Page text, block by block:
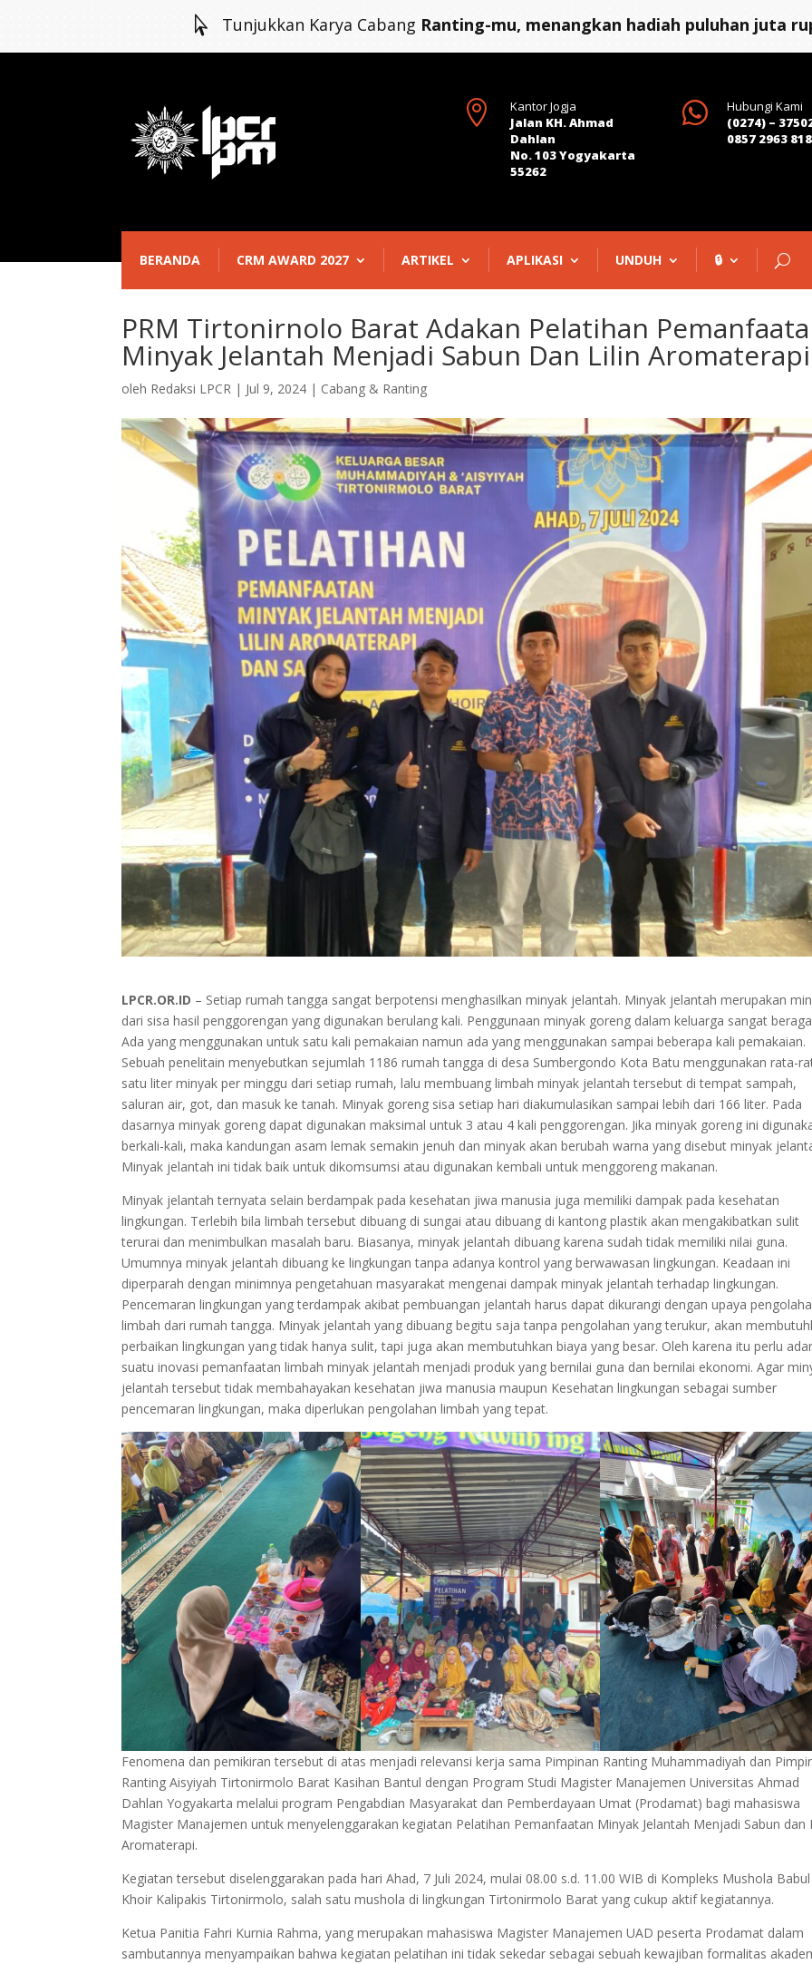
 Tunjukkan Karya Cabang Ranting-mu, menangkan hadiah puluhan juta

Kantor Jogja
Jalan KH. Ahmad
Dahlan
No. 103 Yogyakarta
55262

Hubungi Kami
(0274) –
0857 2963
BERANDA CRM AWARD 2027 ARTIKEL APLIKASI UNDUH 🔒
PRM Tirtonirnolo Barat Adakan Pelatihan
Minyak Jelantah Menjadi Sabun Dan Lilin Aromaterapi
oleh Redaksi LPCR | Jul 9, 2024 | Cabang & Ranting
LPCR.OR.ID – Setiap rumah tangga sangat berpotensi menghasilkan minyak jelantah. Minyak jelantah merupakan
dari sisa hasil penggorengan yang digunakan berulang kali. Penggunaan minyak goreng dalam keluarga sangat
Ada yang menggunakan untuk satu kali pemakaian namun ada yang menggunakan sampai beberapa kali pemakaian.
Sebuah penelitain menyebutkan sejumlah 1186 rumah tangga di desa Sumbergondo Kota Batu menggunakan rata-
satu liter minyak per minggu dari setiap rumah, lalu membuang limbah minyak jelantah tersebut di tempat sampah,
saluran air, got, dan masuk ke tanah. Minyak goreng sisa setiap hari diakumulasikan sampai lebih dari 166 liter. Pada
dasarnya minyak goreng dapat digunakan maksimal untuk 3 atau 4 kali penggorengan. Jika minyak goreng ini
berkali-kali, maka kandungan asam lemak semakin jenuh dan minyak akan berubah warna yang disebut minyak
Minyak jelantah ini tidak baik untuk dikomsumsi atau digunakan kembali untuk menggoreng makanan.
Minyak jelantah ternyata selain berdampak pada kesehatan jiwa manusia juga memiliki dampak pada kesehatan
lingkungan. Terlebih bila limbah tersebut dibuang di sungai atau dibuang di kantong plastik akan mengakibatkan sulit
terurai dan menimbulkan masalah baru. Biasanya, minyak jelantah dibuang karena sudah tidak memiliki nilai guna.
Umumnya minyak jelantah dibuang ke lingkungan tanpa adanya kontrol yang berwawasan lingkungan. Keadaan ini
diperparah dengan minimnya pengetahuan masyarakat mengenai dampak minyak jelantah terhadap lingkungan.
Pencemaran lingkungan yang terdampak akibat pembuangan jelantah harus dapat dikurangi dengan upaya
limbah dari rumah tangga. Minyak jelantah yang dibuang begitu saja tanpa pengolahan yang terukur, akan
perbaikan lingkungan yang tidak hanya sulit, tapi juga akan membutuhkan biaya yang besar. Oleh karena itu perlu
suatu inovasi pemanfaatan limbah minyak jelantah menjadi produk yang bernilai guna dan bernilai ekonomi. Agar
jelantah tersebut tidak membahayakan kesehatan jiwa manusia maupun Kesehatan lingkungan sebagai sumber
pencemaran lingkungan, maka diperlukan pengolahan limbah yang tepat.
Fenomena dan pemikiran tersebut di atas menjadi relevansi kerja sama Pimpinan Ranting Muhammadiyah dan
Ranting Aisyiyah Tirtonirmolo Barat Kasihan Bantul dengan Program Studi Magister Manajemen Universitas Ahmad
Dahlan Yogyakarta melalui program Pengabdian Masyarakat dan Pemberdayaan Umat (Prodamat) bagi mahasiswa
Magister Manajemen untuk menyelenggarakan kegiatan Pelatihan Pemanfaatan Minyak Jelantah Menjadi Sabun dan
Aromaterapi.
Kegiatan tersebut diselenggarakan pada hari Ahad, 7 Juli 2024, mulai 08.00 s.d. 11.00 WIB di Kompleks Mushola Babul
Khoir Kalipakis Tirtonirmolo, salah satu mushola di lingkungan Tirtonirmolo Barat yang cukup aktif kegiatannya.
Ketua Panitia Fahri Kurnia Rahma, yang merupakan mahasiswa Magister Manajemen UAD peserta Prodamat dalam
sambutannya menyampaikan bahwa kegiatan pelatihan ini tidak sekedar sebagai sebuah kewajiban formalitas